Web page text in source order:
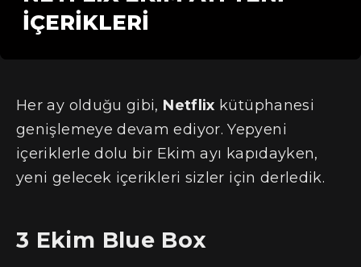
İÇERIKLERI
Her ay olduğu gibi, Netflix kütüphanesi
genişlemeye devam ediyor. Yepyeni
içeriklerle dolu bir Ekim ayı kapıdayken,
yeni gelecek içerikleri sizler için derledik.
3 Ekim Blue Box